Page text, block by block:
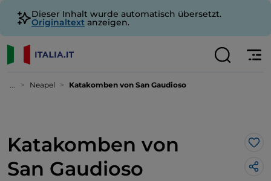
Dieser Inhalt wurde automatisch übersetzt.
Originaltext anzeigen.
... Neapel Katakomben von San Gaudioso
Katakomben von
San Gaudioso